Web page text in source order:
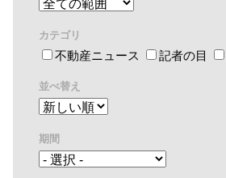
カテゴリ
不動産ニュース 記者の目
並べ替え
期間